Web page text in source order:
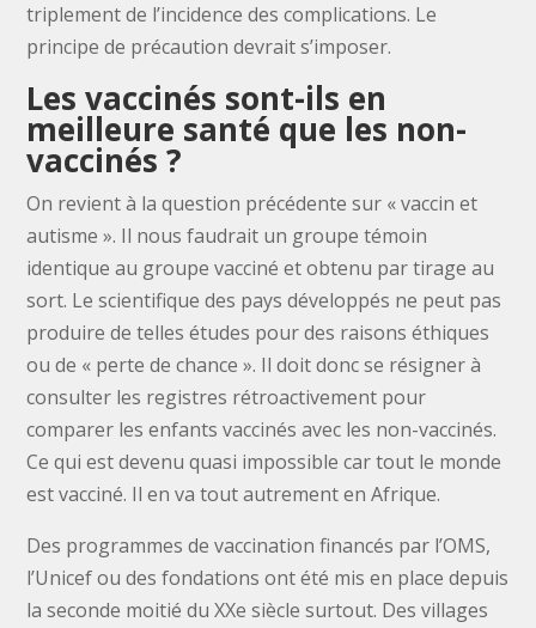
triplement de l’incidence des complications. Le
principe de précaution devrait s’imposer.
Les vaccinés sont-ils en
meilleure santé que les non-
vaccinés ?
On revient à la question précédente sur « vaccin et
autisme ». Il nous faudrait un groupe témoin
identique au groupe vacciné et obtenu par tirage au
sort. Le scientifique des pays développés ne peut pas
produire de telles études pour des raisons éthiques
ou de « perte de chance ». Il doit donc se résigner à
consulter les registres rétroactivement pour
comparer les enfants vaccinés avec les non-vaccinés.
Ce qui est devenu quasi impossible car tout le monde
est vacciné. Il en va tout autrement en Afrique.
Des programmes de vaccination financés par l’OMS,
l’Unicef ou des fondations ont été mis en place depuis
la seconde moitié du XXe siècle surtout. Des villages